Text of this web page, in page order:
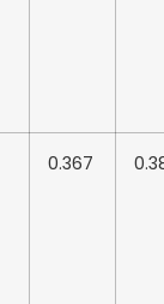
0.367